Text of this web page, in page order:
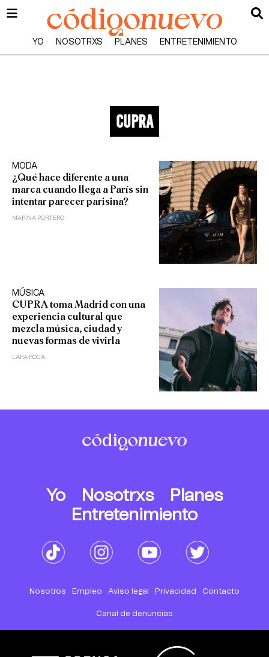
YO NOSOTRXS PLANES ENTRETENIMIENTO
cupra
MODA
¿Qué hace diferente a una
marca cuando llega a París sin
intentar parecer parisina?
MARINA PORTERO
MÚSICA
CUPRA toma Madrid con una
experiencia cultural que
mezcla música, ciudad y
nuevas formas de vivirla
LARA ROCA
Yo Nosotrxs
Planes
Entretenimiento
Nosotros Empleo Aviso legal Privacidad Contacto
Canal de denuncias